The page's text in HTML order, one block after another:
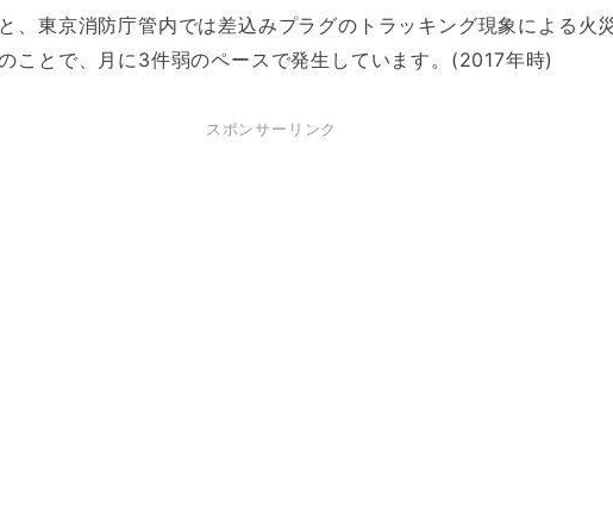
、東京消防庁管内では差込みプラグのトラッキング現象による火
ことで、月に3件弱のペースで発生しています。(2017年時)
スポンサーリンク